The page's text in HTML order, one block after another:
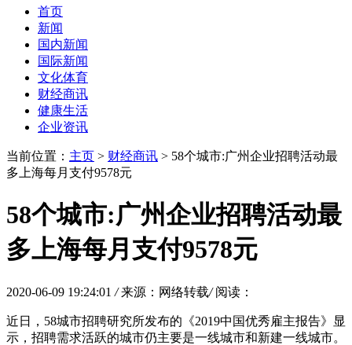
首页
新闻
国内新闻
国际新闻
文化体育
财经商讯
健康生活
企业资讯
当前位置： 主页 > 财经商讯 > 58个城市:广州企业招聘活动最
多上海每月支付9578元
58个城市:广州企业招聘活动最
多上海每月支付9578元
2020-06-09 19:24:01 / 来源：网络转载/ 阅读：
近日，58城市招聘研究所发布的《2019中国优秀雇主报告》显
示，招聘需求活跃的城市仍主要是一线城市和新建一线城市。